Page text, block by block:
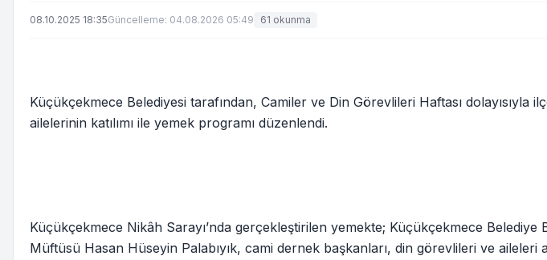
08.10.2025 18:35Güncelleme: 04.08.2026 05:49 61 okunma
Küçükçekmece Belediyesi tarafından, Camiler ve Din Görevlileri Haftası dolayısıyla
ailelerinin katılımı ile yemek programı düzenlendi.
Küçükçekmece Nikâh Sarayı’nda gerçekleştirilen yemekte; Küçükçekmece Belediye
Müftüsü Hasan Hüseyin Palabıyık, cami dernek başkanları, din görevlileri ve aileleri